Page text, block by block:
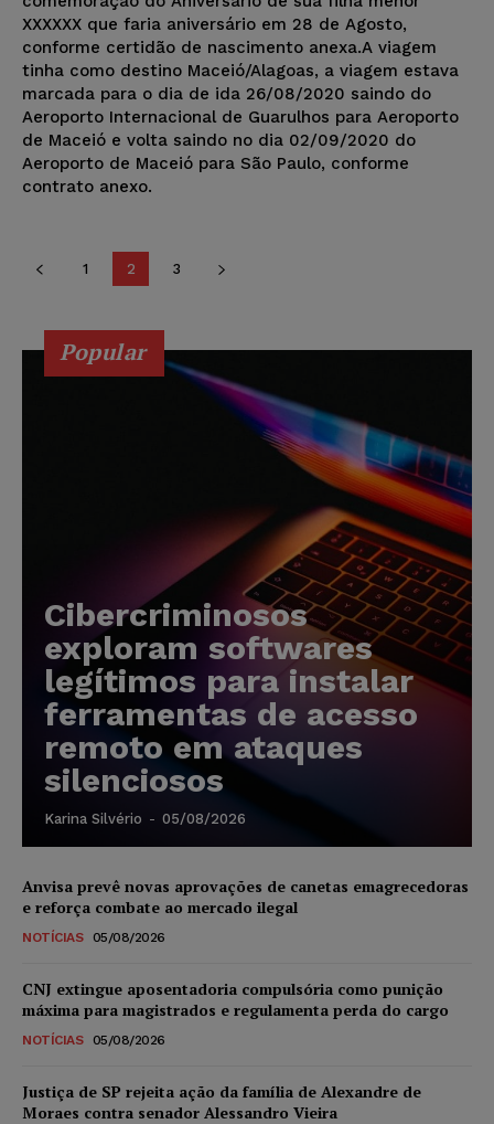
XXXXXX que faria aniversário em 28 de Agosto,
conforme certidão de nascimento anexa.A viagem
tinha como destino Maceió/Alagoas, a viagem estava
marcada para o dia de ida 26/08/2020 saindo do
Aeroporto Internacional de Guarulhos para Aeroporto
de Maceió e volta saindo no dia 02/09/2020 do
Aeroporto de Maceió para São Paulo, conforme
contrato anexo.
1 2 3
Popular
Cibercriminosos
exploram softwares
legítimos para instalar
ferramentas de acesso
remoto em ataques
silenciosos
Karina Silvério - 05/08/2026
Anvisa prevê novas aprovações de canetas emagrecedoras
e reforça combate ao mercado ilegal
NOTÍCIAS 05/08/2026
CNJ extingue aposentadoria compulsória como punição
máxima para magistrados e regulamenta perda do cargo
NOTÍCIAS 05/08/2026
Justiça de SP rejeita ação da família de Alexandre de
Moraes contra senador Alessandro Vieira